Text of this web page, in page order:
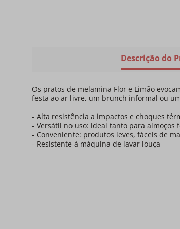
Descrição do
Os pratos de melamina Flor e Limão
festa ao ar livre, um brunch informal ou
- Alta resistência a impactos e choques
- Versátil no uso: ideal tanto para
- Conveniente: produtos leves, fáceis de
- Resistente à máquina de lavar louça